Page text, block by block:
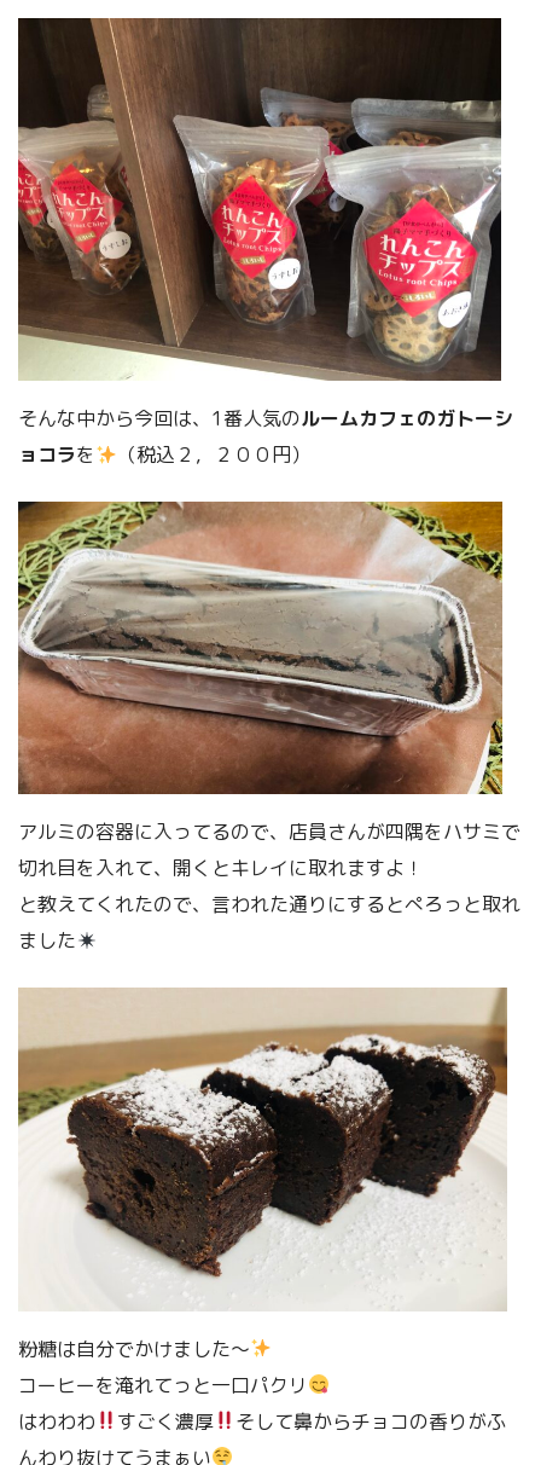
そんな中から今回は、1番人気のルームカフェのガトーシ
ョコラを （税込２，２００円）
アルミの容器に入ってるので、店員さんが四隅をハサミで
切れ目を入れて、開くとキレイに取れますよ！
と教えてくれたので、言われた通りにするとぺろっと取れ
ました
粉糖は自分でかけました〜
コーヒーを淹れてっと一口パクリ
はわわわ
すごく濃厚
そして鼻からチョコの香りがふ
んわり抜けてうまぁい